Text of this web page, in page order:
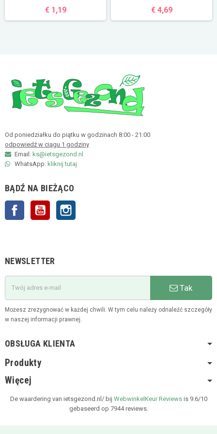
€ 1,19 € 4,69
Od poniedziałku do piątku w godzinach 8:00 - 21:00
odpowiedź w ciągu 1 godziny
Email: ks@ietsgezond.nl
WhatsApp: kliknij tutaj
BĄDŹ NA BIEŻĄCO
Facebook YouTube
NEWSLETTER
Tak
Możesz zrezygnować w każdej chwili. W tym celu należy odnaleźć szczegóły
w naszej informacji prawnej.
OBSŁUGA KLIENTA
Produkty
Więcej
De waardering van ietsgezond.nl/ bij WebwinkelKeur Reviewsis 9.6/10
gebaseerd op 7944 reviews.